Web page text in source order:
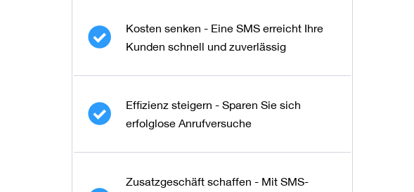
Kosten senken - Eine SMS erreicht Ihre
Kunden schnell und zuverlässig
Effizienz steigern - Sparen Sie sich
erfolglose Anrufversuche
Zusatzgeschäft schaffen - Mit SMS-